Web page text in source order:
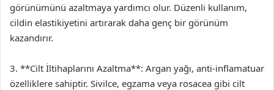
görünümünü azaltmaya yardımcı olur. Düzenli kullanım,
cildin elastikiyetini artırarak daha genç bir görünüm
kazandırır.
3. **Cilt İltihaplarını Azaltma**: Argan yağı, anti-inflamatuar
özelliklere sahiptir. Sivilce, egzama veya rosacea gibi cilt